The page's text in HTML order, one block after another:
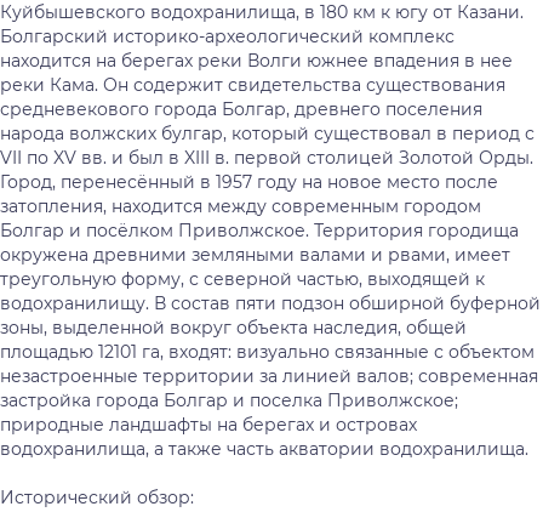
Куйбышевского водохранилища, в 180 км к югу от Казани.
Болгарский историко-археологический комплекс
находится на берегах реки Волги южнее впадения в нее
реки Кама. Он содержит свидетельства существования
средневекового города Болгар, древнего поселения
народа волжских булгар, который существовал в период с
VII по XV вв. и был в XIII в. первой столицей Золотой Орды.
Город, перенесённый в 1957 году на новое место после
затопления, находится между современным городом
Болгар и посёлком Приволжское. Территория городища
окружена древними земляными валами и рвами, имеет
треугольную форму, с северной частью, выходящей к
водохранилищу. В состав пяти подзон обширной буферной
зоны, выделенной вокруг объекта наследия, общей
площадью 12101 га, входят: визуально связанные с объектом
незастроенные территории за линией валов; современная
застройка города Болгар и поселка Приволжское;
природные ландшафты на берегах и островах
водохранилища, а также часть акватории водохранилища.
Исторический обзор: